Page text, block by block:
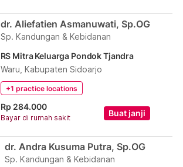
dr. Aliefatien Asmanuwati, Sp.OG
Sp. Kandungan & Kebidanan
RS Mitra Keluarga Pondok Tjandra
Waru, Kabupaten Sidoarjo
+1 practice locations
Rp 284.000
Bayar di rumah sakit Buat janji
dr. Andra Kusuma Putra, Sp.OG
Sp. Kandungan & Kebidanan